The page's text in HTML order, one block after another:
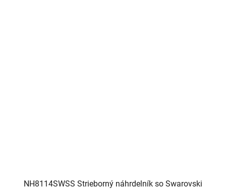
NH8114SWSS Strieborný náhrdelník so Swarovski